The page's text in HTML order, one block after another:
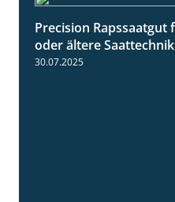
Precision Rapssaatgut
oder ältere Saattechnik
30.07.2025